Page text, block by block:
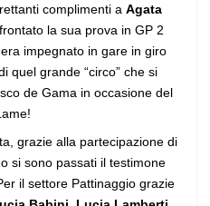
complimenti a Agata
la sua prova in GP 2
impegnato in gare in giro
quel grande “circo” che si
de Gama in occasione del
grazie alla partecipazione di
si sono passati il testimone
il settore Pattinaggio grazie